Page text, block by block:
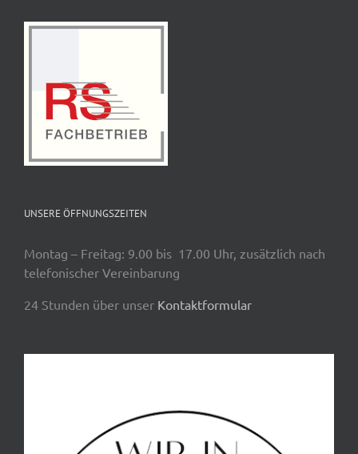
UNSERE ÖFFNUNGSZEITEN
Montag – Freitag: 9.00 bis 17.00 Uhr, zusätzlich nach
telefonischer Vereinbarung
24 Stunden über unser Kontaktformular